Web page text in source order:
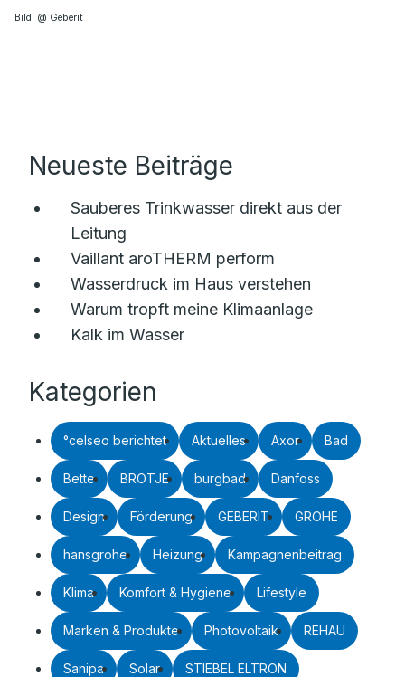
Bild: @ Geberit
Neueste Beiträge
Sauberes Trinkwasser direkt aus der
Leitung
Vaillant aroTHERM perform
Wasserdruck im Haus verstehen
Warum tropft meine Klimaanlage
Kalk im Wasser
Kategorien
°celseo berichtet Aktuelles Axor Bad
Bette BRÖTJE burgbad Danfoss
Design Förderung GEBERIT GROHE
hansgrohe Heizung Kampagnenbeitrag
Klima Komfort & Hygiene Lifestyle
Marken & Produkte Photovoltaik REHAU
Sanipa Solar STIEBEL ELTRON